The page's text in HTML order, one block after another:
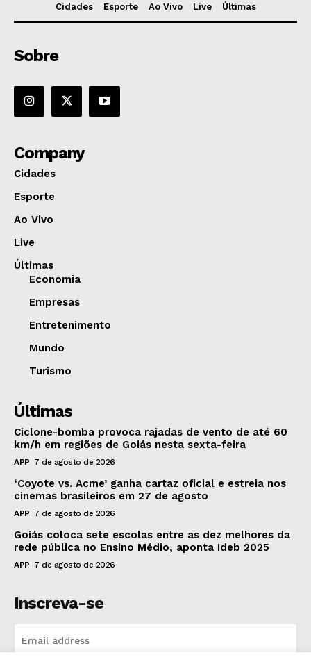
Cidades Esporte Ao Vivo Live Últimas
Sobre
Company
Cidades
Esporte
Ao Vivo
Live
Últimas
Economia
Empresas
Entretenimento
Mundo
Turismo
Últimas
Ciclone-bomba provoca rajadas de vento de até 60
km/h em regiões de Goiás nesta sexta-feira
APP 7 de agosto de 2026
‘Coyote vs. Acme’ ganha cartaz oficial e estreia nos
cinemas brasileiros em 27 de agosto
APP 7 de agosto de 2026
Goiás coloca sete escolas entre as dez melhores da
rede pública no Ensino Médio, aponta Ideb 2025
APP 7 de agosto de 2026
Inscreva-se